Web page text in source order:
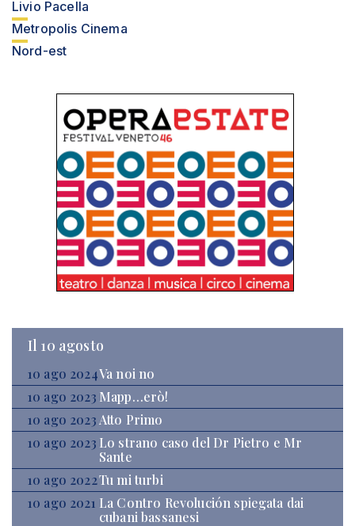
Livio Pacella
Metropolis Cinema
Nord-est
Il 10 agosto
10 ago 2024Va noi no
10 ago 2023 Mapp…erò!
10 ago 2023 Atto Primo
10 ago 2023 Lo strano caso del Dr Pietro e Mr
Sante
10 ago 2022Tu mi turbi
10 ago 2021 La Contro Revolución spiegata dai
cubani bassanesi